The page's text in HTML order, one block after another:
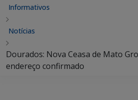
Informativos
Notícias
Dourados: Nova Ceasa de Mato
endereço confirmado